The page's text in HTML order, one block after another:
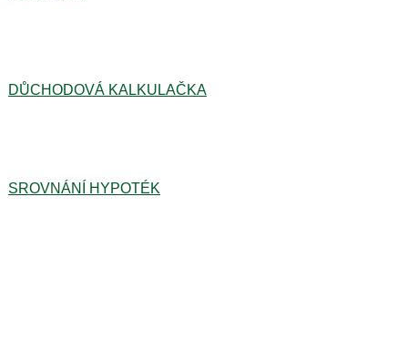
DŮCHODOVÁ KALKULAČKA
SROVNÁNÍ HYPOTÉK